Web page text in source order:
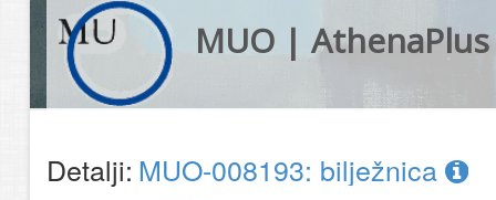
MUO | AthenaPlus
Detalji: MUO-008193: bilježnica